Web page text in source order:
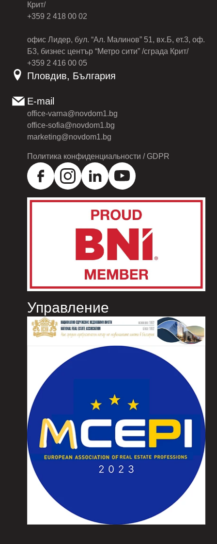
Крит/
+359 2 418 00 02
офис Лидер, бул. “Ал. Малинов” 51, вх.Б, ет.3, оф.
Б3, бизнес център “Метро сити” /сграда Крит/
+359 2 416 00 05
Пловдив, България
E-mail
office-varna@novdom1.bg
office-sofia@novdom1.bg
marketing@novdom1.bg
Политика конфиденциальности / GDPR
Управление